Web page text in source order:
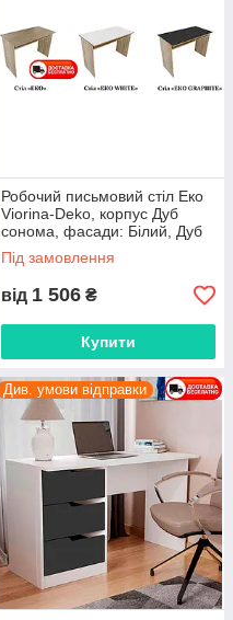
Робочий письмовий стіл Еко
Viorina-Deko, корпус Дуб
сонома, фасади: Білий, Дуб
сонома, Графіт
Під замовлення
від 1 506 ₴
Купити
Див. умови відправки